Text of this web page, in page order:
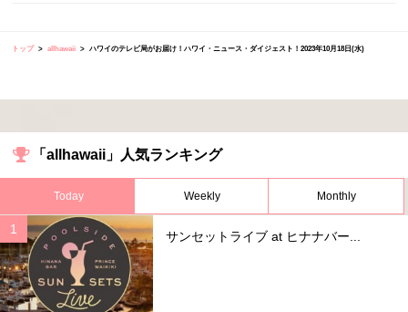
トップ allhawaii ハワイのテレビ局がお届け！ハワイ・ニュース・ダイジェスト！2023年10月18日(水)
「allhawaii」人気ランキング
Today Weekly Monthly
サンセットライブ at ヒナナバー...